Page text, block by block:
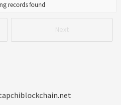
Next
records found